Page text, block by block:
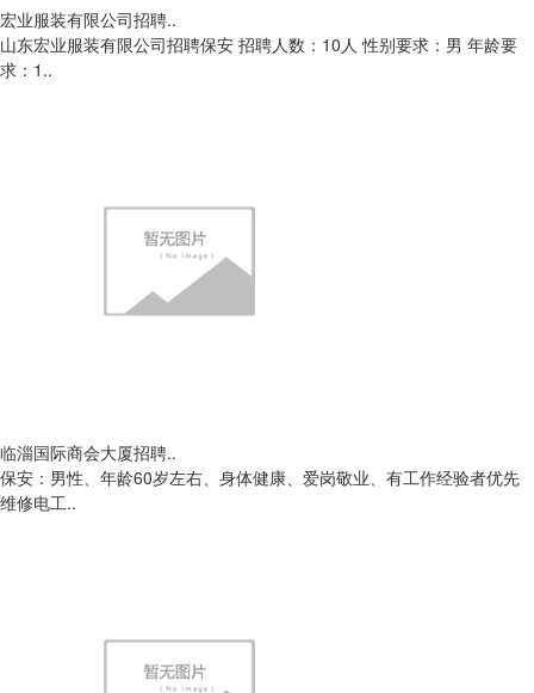
宏业服装有限公司招聘..
山东宏业服装有限公司招聘保安 招聘人数：10人 性别要求：男 年龄要
求：1..
临淄国际商会大厦招聘..
保安：男性、年龄60岁左右、身体健康、爱岗敬业、有工作经验者优先
维修电工..